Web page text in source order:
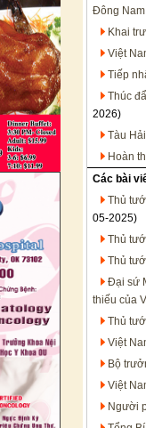
Đông
Khai
Việt
Tiếp
Thúc
2026)
Tàu
Hoàn
Các bài
Thủ
05-2025)
Thủ
Thủ
Đại sứ
thiếu của
Thủ
Việt
Bộ
Việt
Người